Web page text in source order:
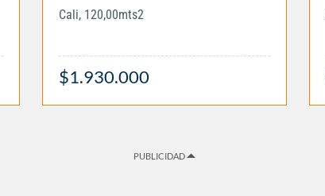
Cali, 120,00mts2
$1.930.000
PUBLICIDAD